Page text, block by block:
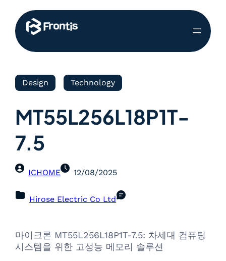
Design Technology
MT55L256L18P1T-
7.5
ICHOME 12/08/2025
Hirose Electric Co Ltd
마이크론 MT55L256L18P1T-7.5: 차세대 컴퓨팅
시스템을 위한 고성능 메모리 솔루션